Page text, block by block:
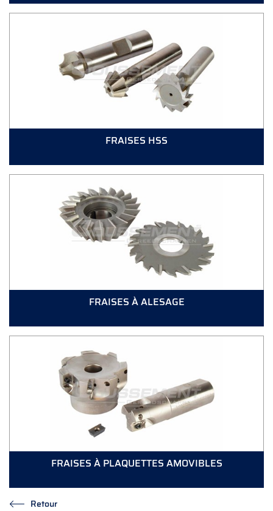
FRAISES HSS
FRAISES À ALESAGE
FRAISES À PLAQUETTES AMOVIBLES
Retour